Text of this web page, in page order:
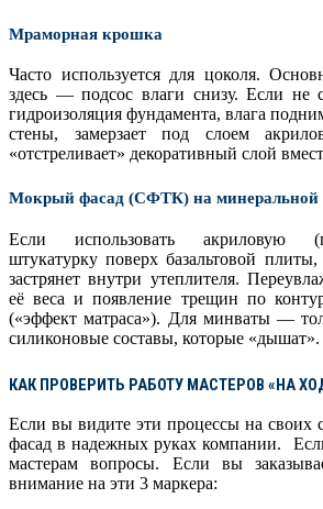
Мраморная крошка
Часто используется для цоколя.
здесь — подсос влаги снизу. Если не
гидроизоляция фундамента, влага
стены, замерзает под слоем
«отстреливает» декоративный слой
Мокрый фасад (СФТК) на минеральной
Если использовать акриловую
штукатурку поверх базальтовой
застрянет внутри утеплителя.
её веса и появление трещин по
(«эффект матраса»). Для минваты —
силиконовые составы, которые «дышат».
КАК ПРОВЕРИТЬ РАБОТУ МАСТЕРОВ «НА
Если вы видите эти процессы на своих
фасад в надежных руках компании.
мастерам вопросы. Если вы
внимание на эти 3 маркера: